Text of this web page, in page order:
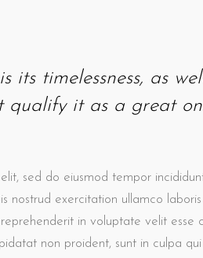
its timelessness, as
qualify it as a great
sed do eiusmod tempor
nostrud exercitation ullamco laboris
in voluptate velit esse
non proident, sunt in culpa